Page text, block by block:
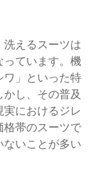
えるスーツは
っています。機
ワ」といった特
し、その普及
におけるジレ
格帯のスーツで
いことが多い